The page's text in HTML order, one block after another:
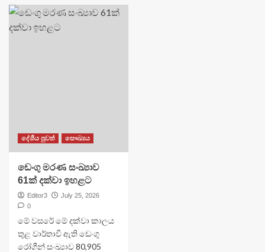
දේශීය පුවත් සෞඛ්‍යය
ඩෙංගු මරණ සංඛ්‍යාව
61ක් දක්වා ඉහළට
Editor3
July 25, 2026
0
මේ වසරේ මේ දක්වා කාලය
තුළ වාර්තාවී ඇති ‌‌‌ඩෙංගු
රෝගීන් සංඛ්‍යාව 80,905